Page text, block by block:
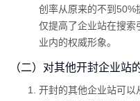
创率从原来的不到50%
仅提高了企业站在搜索
业内的权威形象。
（二）对其他开封企业站
开封的其他企业站可以